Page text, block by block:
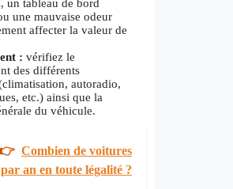
un tableau de bord
une mauvaise odeur
affecter la valeur de
: vérifiez le
des différents
autoradio,
etc.) ainsi que la
du véhicule.
👉 Combien de voitures
an en toute légalité ?